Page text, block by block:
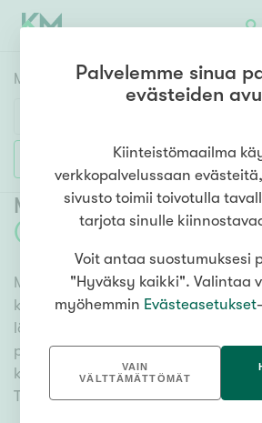
Myyntikohteet
Huoneluku
1h 2h 3h
Asuntotyyppi
Kerros-/luhtitalo
Rivitalo/paritalo
Omakoti-/erillistalo
Maa- tai metsätila
Lisää hakuehtoja
Myytävät
(
Meiltä löydät myytävät
kattavasti ja helposti. Kätevän
löydät unelmiesi kodin, oli sitten
parveke tai merinäköala. Katso alta
kerrostaloasunnot Kajaani ja valitse
Tutustu myös videoesittelyihimme!
Palvelemme sinua
evästeiden
Kiinteistömaailma
verkkopalvelussaan
sivusto toimii toivotulla
tarjota sinulle
Voit antaa suostumuksesi
"Hyväksy kaikki". Valintaa
myöhemmin Evästeasetukset
VAIN
VÄLTTÄMÄTTÖMÄT